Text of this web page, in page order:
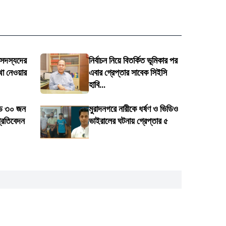
সদস্যদের
নেওয়ার
নির্বাচন নিয়ে বিতর্কিত ভূমিকার পর
এবার গ্রেপ্তার সাবেক সিইসি
হাবি...
৩০ জন
মুরাদনগরে নারীকে ধর্ষণ ও ভিডিও
ভাইরালের ঘটনায় গ্রেপ্তার ৫